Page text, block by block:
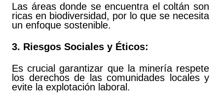
Las áreas donde se encuentra el coltán son
ricas en biodiversidad, por lo que se necesita
un enfoque sostenible.
3. Riesgos Sociales y Éticos:
Es crucial garantizar que la minería respete
los derechos de las comunidades locales y
evite la explotación laboral.